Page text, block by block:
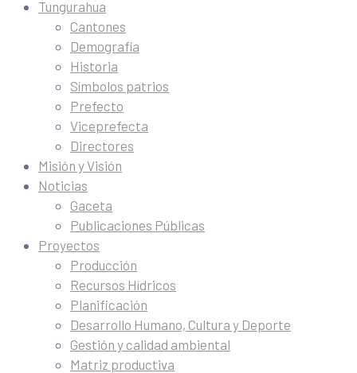
Tungurahua
Cantones
Demografía
Historia
Símbolos patrios
Prefecto
Viceprefecta
Directores
Misión y Visión
Noticias
Gaceta
Publicaciones Públicas
Proyectos
Producción
Recursos Hídricos
Planificación
Desarrollo Humano, Cultura y Deporte
Gestión y calidad ambiental
Matriz productiva